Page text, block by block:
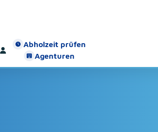
Abholzeit prüfen
Agenturen